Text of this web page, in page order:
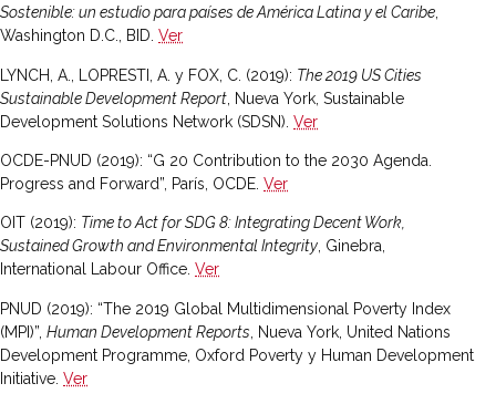
Sostenible: un estudio para países de América Latina y el Caribe
Washington D.C., BID. Ver
LYNCH, A., LOPRESTI, A. y FOX, C. (2019): The 2019 US Cities
Sustainable Development Report , Nueva York, Sustainable
Development Solutions Network (SDSN). Ver
OCDE-PNUD (2019): “G 20 Contribution to the 2030 Agenda.
Progress and Forward”, París, OCDE. Ver
OIT (2019): Time to Act for SDG 8: Integrating Decent Work,
Sustained Growth and Environmental Integrity, Ginebra,
International Labour Office. Ver
PNUD (2019): “The 2019 Global Multidimensional Poverty Index
(MPI)”, Human Development Reports , Nueva York, United Nations
Development Programme, Oxford Poverty y Human Development
Initiative. Ver